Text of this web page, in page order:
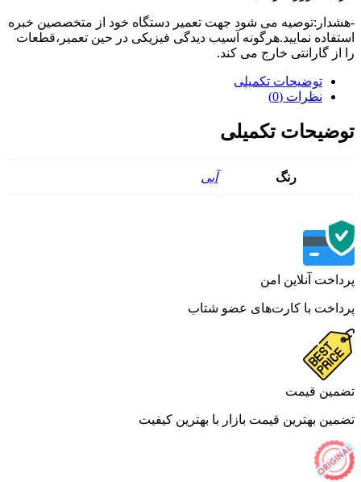
می شود جهت تعمیر دستگاه خود از متخصصین خبره
نمایید.هرگونه آسیب دیدگی فیزیکی در حین تعمیر،قطعات
گارانتی خارج می کند.
توضیحات تکمیلی
نظرات (0)
تکمیلی
آنلاین امن
با کارت‌های عضو شتاب
قیمت
بهترین قیمت بازار با بهترین کیفیت